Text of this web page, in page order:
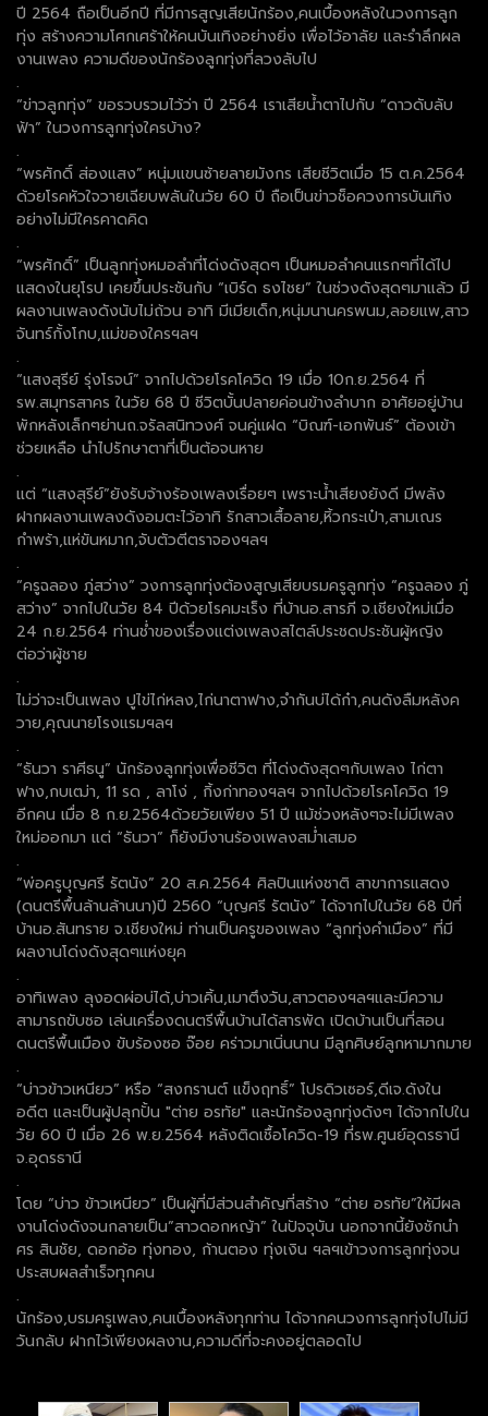
ปี 2564 ถือเป็นอีกปี ที่มีการสูญเสียนักร้อง,คนเบื้องหลังในวงการลูก
ทุ่ง สร้างความโศกเศร้าให้คนบันเทิงอย่างยิ่ง เพื่อไว้อาลัย และรำลึกผล
งานเพลง ความดีของนักร้องลูกทุ่งที่ลวงลับไป
.
“ข่าวลูกทุ่ง” ขอรวบรวมไว้ว่า ปี 2564 เราเสียน้ำตาไปกับ “ดาวดับลับ
ฟ้า” ในวงการลูกทุ่งใครบ้าง?
.
“พรศักดิ์ ส่องแสง” หนุ่มแขนซ้ายลายมังกร เสียชีวิตเมื่อ 15 ต.ค.2564
ด้วยโรคหัวใจวายเฉียบพลันในวัย 60 ปี ถือเป็นข่าวช็อควงการบันเทิง
อย่างไม่มีใครคาดคิด
.
“พรศักดิ์” เป็นลูกทุ่งหมอลำที่โด่งดังสุดๆ เป็นหมอลำคนแรกๆที่ได้ไป
แสดงในยุโรป เคยขึ้นประชันกับ “เบิร์ด ธงไชย” ในช่วงดังสุดๆมาแล้ว มี
ผลงานเพลงดังนับไม่ถ้วน อาทิ มีเมียเด็ก,หนุ่มนานครพนม,ลอยแพ,สาว
จันทร์กั้งโกบ,แม่ของใครฯลฯ
.
“แสงสุรีย์ รุ่งโรจน์” จากไปด้วยโรคโควิด 19 เมื่อ 10ก.ย.2564 ที่
รพ.สมุทรสาคร ในวัย 68 ปี ชีวิตบั้นปลายค่อนข้างลำบาก อาศัยอยู่บ้าน
พักหลังเล็กๆย่านถ.จรัลสนิทวงศ์ จนคู่แฝด “บิณฑ์-เอกพันธ์” ต้องเข้า
ช่วยเหลือ นำไปรักษาตาที่เป็นต้อจนหาย
.
แต่ “แสงสุรีย์”ยังรับจ้างร้องเพลงเรื่อยๆ เพราะน้ำเสียงยังดี มีพลัง
ฝากผลงานเพลงดังอมตะไว้อาทิ รักสาวเสื้อลาย,หิ้วกระเป๋า,สามเณร
กำพร้า,แห่ขันหมาก,จับตัวตีตราจองฯลฯ
.
“ครูฉลอง ภู่สว่าง” วงการลูกทุ่งต้องสูญเสียบรมครูลูกทุ่ง “ครูฉลอง ภู่
สว่าง” จากไปในวัย 84 ปีด้วยโรคมะเร็ง ที่บ้านอ.สารภี จ.เชียงใหม่เมื่อ
24 ก.ย.2564 ท่านช่ำของเรื่องแต่งเพลงสไตล์ประชดประชันผู้หญิง
ต่อว่าผู้ชาย
.
ไม่ว่าจะเป็นเพลง ปูไข่ไก่หลง,ไก่นาตาฟาง,จำกันบ่ได้ก๋า,คนดังลืมหลังค
วาย,คุณนายโรงแรมฯลฯ
.
“ธันวา ราศีธนู” นักร้องลูกทุ่งเพื่อชีวิต ที่โด่งดังสุดๆกับเพลง ไก่ตา
ฟาง,กบเฒ่า, 11 รด , ลาโง่ , กิ้งก่าทองฯลฯ จากไปด้วยโรคโควิด 19
อีกคน เมื่อ 8 ก.ย.2564ด้วยวัยเพียง 51 ปี แม้ช่วงหลังๆจะไม่มีเพลง
ใหม่ออกมา แต่ “ธันวา” ก็ยังมีงานร้องเพลงสม่ำเสมอ
.
“พ่อครูบุญศรี รัตนัง” 20 ส.ค.2564 ศิลปินแห่งชาติ สาขาการแสดง
(ดนตรีพื้นล้านล้านนา)ปี 2560 “บุญศรี รัตนัง” ได้จากไปในวัย 68 ปีที่
บ้านอ.สันทราย จ.เชียงใหม่ ท่านเป็นครูของเพลง “ลูกทุ่งคำเมือง” ที่มี
ผลงานโด่งดังสุดๆแห่งยุค
.
อาทิเพลง ลุงอดผ่อบ่ได้,บ่าวเคิ้น,เมาตึงวัน,สาวตองฯลฯและมีความ
สามารถขับซอ เล่นเครื่องดนตรีพื้นบ้านได้สารพัด เปิดบ้านเป็นที่สอน
ดนตรีพื้นเมือง ขับร้องซอ จ๊อย คร่าวมาเนิ่นนาน มีลูกศิษย์ลูกหามากมาย
.
“บ่าวข้าวเหนียว” หรือ “สงกรานต์ แข็งฤทธิ์” โปรดิวเซอร์,ดีเจ.ดังใน
อดีต และเป็นผู้ปลุกปั้น "ต่าย อรทัย" และนักร้องลูกทุ่งดังๆ ได้จากไปใน
วัย 60 ปี เมื่อ 26 พ.ย.2564 หลังติดเชื้อโควิด-19 ที่รพ.ศูนย์อุดรธานี
จ.อุดรธานี
.
โดย “บ่าว ข้าวเหนียว” เป็นผู้ที่มีส่วนสำคัญที่สร้าง “ต่าย อรทัย”ให้มีผล
งานโด่งดังจนกลายเป็น”สาวดอกหญ้า” ในปัจจุบัน นอกจากนี้ยังชักนำ
ศร สินชัย, ดอกอ้อ ทุ่งทอง, ก้านตอง ทุ่งเงิน ฯลฯเข้าวงการลูกทุ่งจน
ประสบผลสำเร็จทุกคน
.
นักร้อง,บรมครูเพลง,คนเบื้องหลังทุกท่าน ได้จากคนวงการลูกทุ่งไปไม่มี
วันกลับ ฝากไว้เพียงผลงาน,ความดีที่จะคงอยู่ตลอดไป